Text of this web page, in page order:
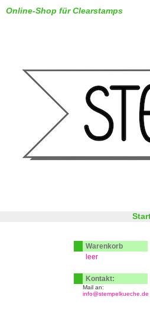
Online-Shop für Clearstamps
Warenkorb
leer
Kontakt:
Mail an:
info@stempelkueche.de